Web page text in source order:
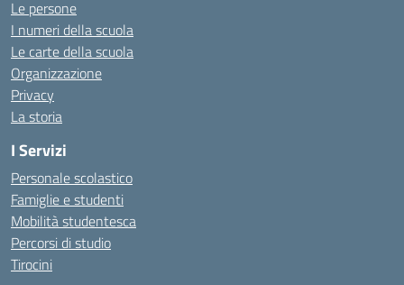
Le persone
I numeri della scuola
Le carte della scuola
Organizzazione
Privacy
La storia
I Servizi
Personale scolastico
Famiglie e studenti
Mobilità studentesca
Percorsi di studio
Tirocini